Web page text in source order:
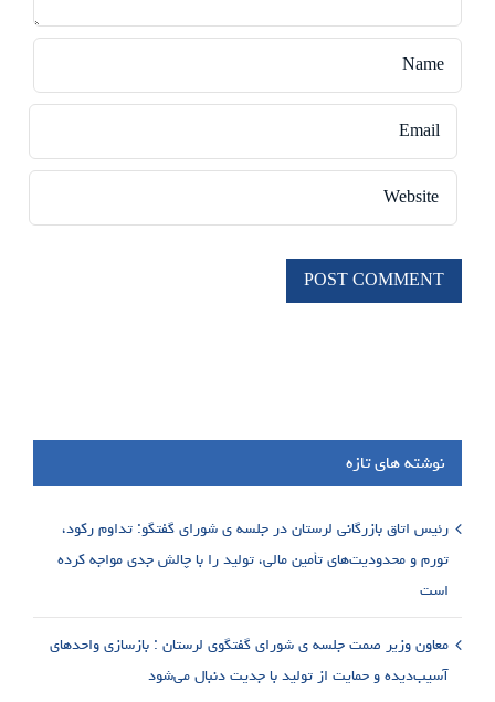
نوشته های تازه
رئیس اتاق بازرگانی لرستان در جلسه ی شورای گفتگو: تداوم رکود،
تورم و محدودیت‌های تأمین مالی، تولید را با چالش جدی مواجه کرده
است
معاون وزیر صمت جلسه ی شورای گفتگوی لرستان : بازسازی واحدهای
آسیب‌دیده و حمایت از تولید با جدیت دنبال می‌شود